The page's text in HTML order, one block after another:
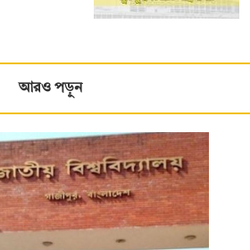
আরও পড়ুন